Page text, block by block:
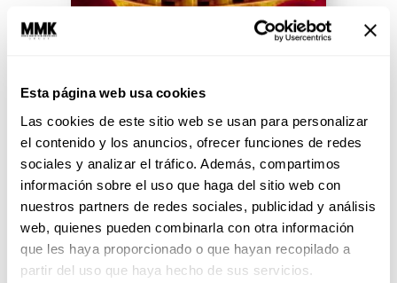
Esta página web usa cookies
Las cookies de este sitio web se usan para personalizar
el contenido y los anuncios, ofrecer funciones de redes
sociales y analizar el tráfico. Además, compartimos
información sobre el uso que haga del sitio web con
nuestros partners de redes sociales, publicidad y análisis
web, quienes pueden combinarla con otra información
que les haya proporcionado o que hayan recopilado a
partir del uso que haya hecho de sus servicios.
Clases de ópera y canto
Como el sueño frustrado de
Rebeca et moi es ser cantantes,
hoy vamos a ver cómo nos con la
ópera....